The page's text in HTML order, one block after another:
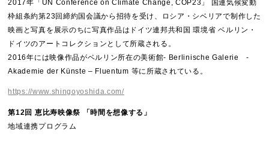
​2017年「UN Conference on Climate Change, COP23」 国連気候変動
枠組条約第23回締約国会議から招待を受け、ロシア・シベリアで制作した
映画と写真を展示のちに写真作品はドイツ連邦共和国 環境省 ベルリン・
ドイツのアートコレクションとして所蔵される。
2016年には映像作品がベルリン所在の美術館- Berlinische Galerie -
Akademie der Künste – Fluentum 等に所蔵されている。
https://www.shingoyoshida.com/
第12回 恵比寿映像祭 「時間を想像する」
地域連携プログラム